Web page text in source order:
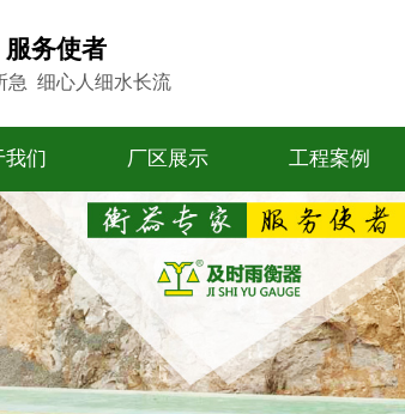
急 细心人细水长流
务使者
我们 厂区展示 工程案例